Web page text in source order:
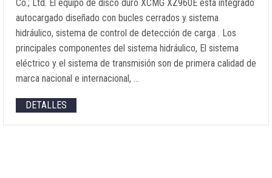
Co.; Ltd. El equipo de disco duro XCMG XZ960E está integrado
autocargado diseñado con bucles cerrados y sistema
hidráulico, sistema de control de detección de carga . Los
principales componentes del sistema hidráulico, El sistema
eléctrico y el sistema de transmisión son de primera calidad de
marca nacional e internacional, …
DETALLES